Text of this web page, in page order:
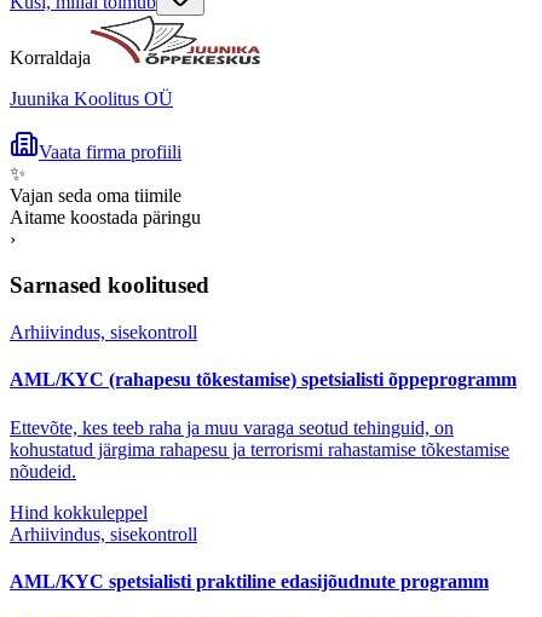
Korraldaja
Juunika Koolitus OÜ
Vaata firma profiili
✨
Vajan seda oma tiimile
Aitame koostada päringu
›
Sarnased koolitused
Arhiivindus, sisekontroll
AML/KYC (rahapesu tõkestamise) spetsialisti õppeprogramm
Ettevõte, kes teeb raha ja muu varaga seotud tehinguid, on
kohustatud järgima rahapesu ja terrorismi rahastamise tõkestamise
nõudeid.
Hind kokkuleppel
Arhiivindus, sisekontroll
AML/KYC spetsialisti praktiline edasijõudnute programm